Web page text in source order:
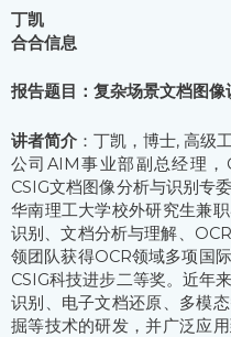
丁凯
合合信息
报告题目：复杂场景文档图
讲者简介 ：丁凯，博士, 高级
公司AIM事业部副总经理，
CSIG文档图像分析与识别专
华南理工大学校外研究生兼
识别、文档分析与理解、
领团队获得OCR领域多项国
CSIG科技进步二等奖。近年
识别、电子文档还原、多模
掘等技术的研发，并广泛应